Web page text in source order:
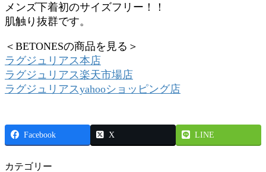
メンズ下着初のサイズフリー！！
肌触り抜群です。
＜BETONESの商品を見る＞
ラグジュリアス本店
ラグジュリアス楽天市場店
ラグジュリアスyahooショッピング店
Facebook X LINE
カテゴリー